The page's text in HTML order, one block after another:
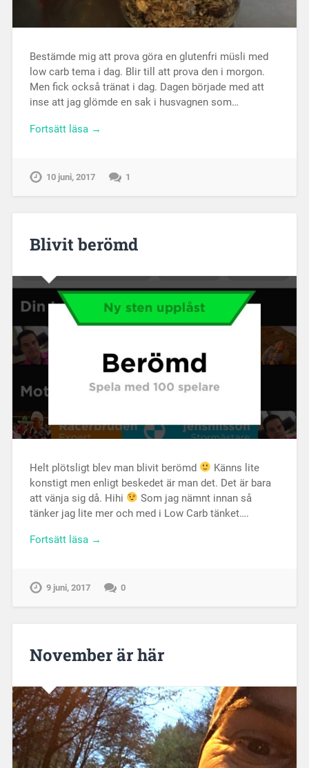
Bestämde mig att prova göra en glutenfri müsli med
low carb tema i dag. Blir till att prova den i morgon.
Men fick också tränat i dag. Dagen började med att
inse att jag glömde en sak i husvagnen som…
Fortsätt läsa →
10 juni, 2017 1
Blivit berömd
Helt plötsligt blev man blivit berömd
Känns lite
konstigt men enligt beskedet är man det. Det är bara
att vänja sig då. Hihi
Som jag nämnt innan så
tänker jag lite mer och med i Low Carb tänket….
Fortsätt läsa →
9 juni, 2017 0
November är här